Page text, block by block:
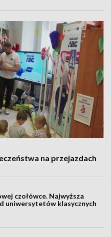
na przejazdach
czołówce. Najwyższa
uniwersytetów klasycznych